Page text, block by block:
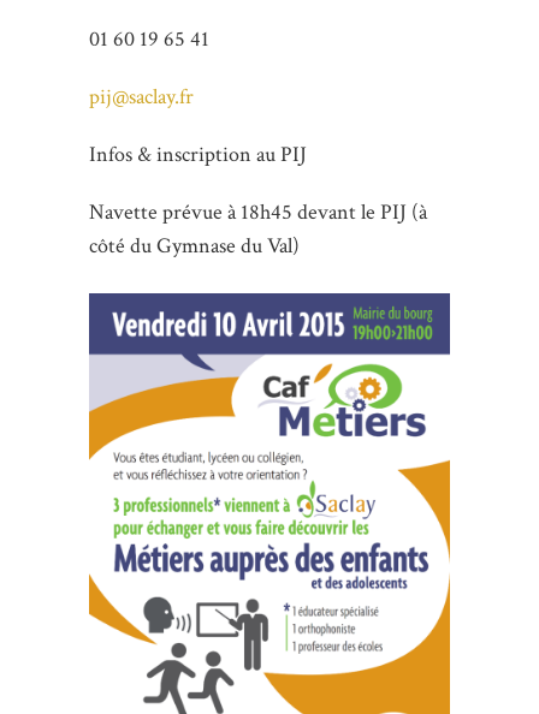
01 60 19 65 41
pij@saclay.fr
Infos & inscription au PIJ
Navette prévue à 18h45 devant le PIJ (à
côté du Gymnase du Val)